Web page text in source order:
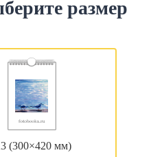
размер
(300×420 мм)